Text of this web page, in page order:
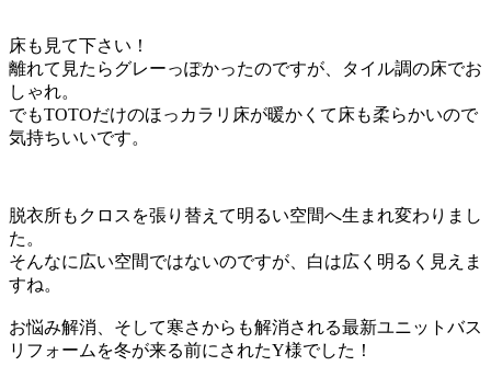
床も見て下さい！
離れて見たらグレーっぽかったのですが、タイル調の床でお
しゃれ。
でもTOTOだけのほっカラリ床が暖かくて床も柔らかいので
気持ちいいです。
脱衣所もクロスを張り替えて明るい空間へ生まれ変わりまし
た。
そんなに広い空間ではないのですが、白は広く明るく見えま
すね。
お悩み解消、そして寒さからも解消される最新ユニットバス
リフォームを冬が来る前にされたY様でした！